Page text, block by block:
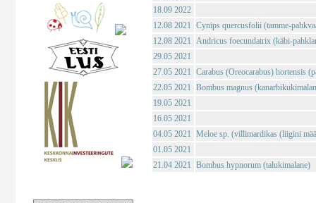
18.09 2022
12.08 2021 Cynips quercusfolii (tamme-
12.08 2021 Andricus foecundatrix (käbi-
29.05 2021
27.05 2021 Carabus (Oreocarabus) hortensis
22.05 2021 Bombus magnus
19.05 2021
16.05 2021
04.05 2021 Meloe sp. (villimardikas (liigini
01.05 2021
21.04 2021 Bombus hypnorum (talukimalane)